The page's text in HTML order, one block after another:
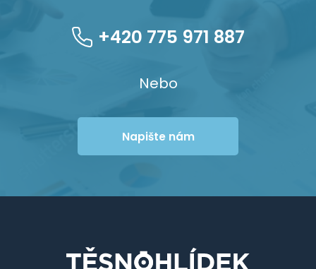
+420 775 971 887
Nebo
Napište nám